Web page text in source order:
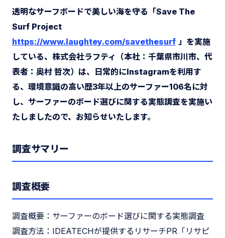
透明なサーフボードで美しい海を守る「Save The
Surf Project
https://www.laughtey.com/savethesurf 」を実施
している、株式会社ラフティ（本社：千葉県市川市、代
表者：奥村 哲次）は、日常的にInstagramを利用す
る、環境意識の高い歴3年以上のサーファー106名に対
し、サーファーのボード選びに関する実態調査を実施い
たしましたので、お知らせいたします。
調査サマリー
調査概要
調査概要：サーファーのボード選びに関する実態調査
調査方法：IDEATECHが提供するリサーチPR「リサピ